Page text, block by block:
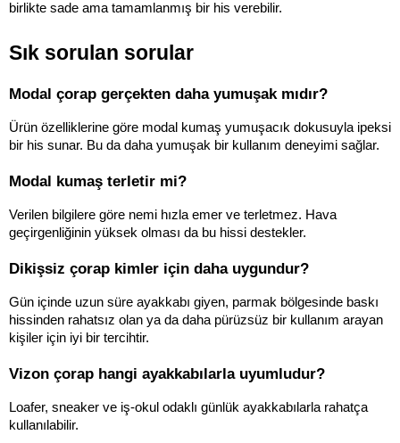
birlikte sade ama tamamlanmış bir his verebilir.
Sık sorulan sorular
Modal çorap gerçekten daha yumuşak mıdır?
Ürün özelliklerine göre modal kumaş yumuşacık dokusuyla ipeksi
bir his sunar. Bu da daha yumuşak bir kullanım deneyimi sağlar.
Modal kumaş terletir mi?
Verilen bilgilere göre nemi hızla emer ve terletmez. Hava
geçirgenliğinin yüksek olması da bu hissi destekler.
Dikişsiz çorap kimler için daha uygundur?
Gün içinde uzun süre ayakkabı giyen, parmak bölgesinde baskı
hissinden rahatsız olan ya da daha pürüzsüz bir kullanım arayan
kişiler için iyi bir tercihtir.
Vizon çorap hangi ayakkabılarla uyumludur?
Loafer, sneaker ve iş-okul odaklı günlük ayakkabılarla rahatça
kullanılabilir.